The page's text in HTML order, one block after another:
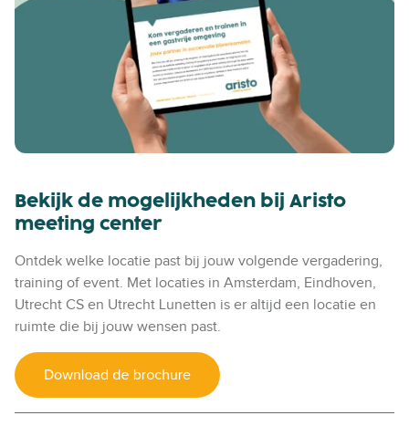
Bekijk de mogelijkheden bij Aristo
meeting center
Ontdek welke locatie past bij jouw volgende vergadering,
training of event. Met locaties in Amsterdam, Eindhoven,
Utrecht CS en Utrecht Lunetten is er altijd een locatie en
ruimte die bij jouw wensen past.